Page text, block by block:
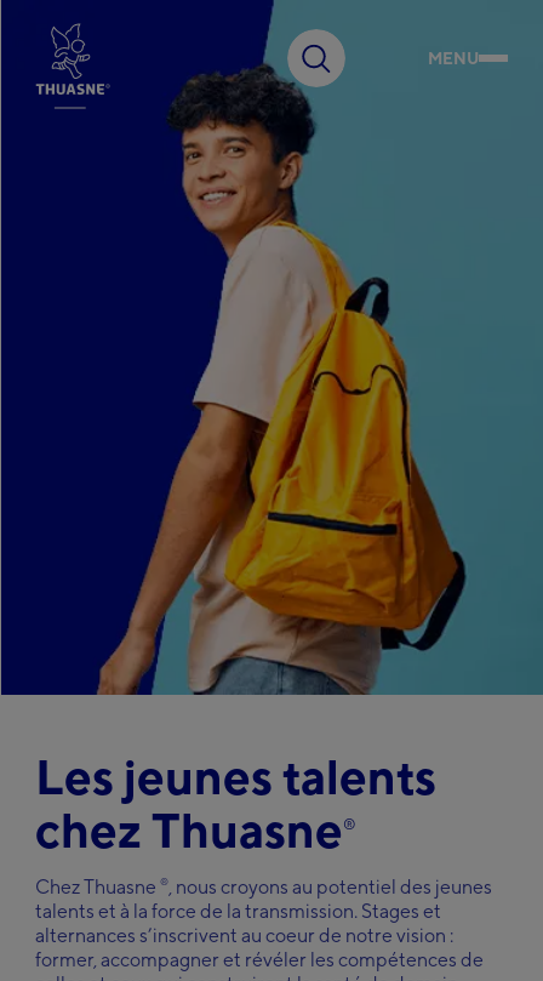
Faire
une
recherche
MENU
Engagements
Choisissez votre pays
Czech Republic
Hungary
Japan
日本語
Kazakhstan
Русский
Netherlands
Nederlands
Poland
Polska
Slovakia
Slovenský
Spain
Español
Les jeunes talents
chez Thuasne ®
Chez Thuasne ®, nous croyons au potentiel des jeunes
talents et à la force de la transmission. Stages et
alternances s’inscrivent au coeur de notre vision :
former, accompagner et révéler les compétences de